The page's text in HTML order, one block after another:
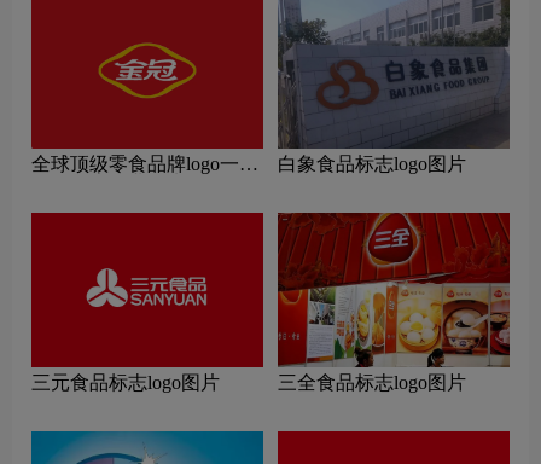
全球顶级零食品牌logo一
白象食品标志logo图片
三元食品标志logo图片 三全食品标志logo图片